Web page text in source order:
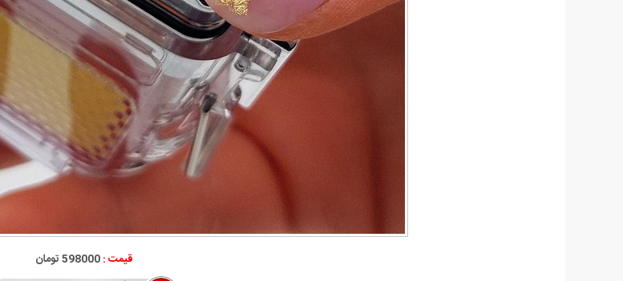
قیمت :598000 تومان